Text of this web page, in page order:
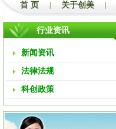
首 页 关于创美
行业资讯
新闻资讯
法律法规
科创政策